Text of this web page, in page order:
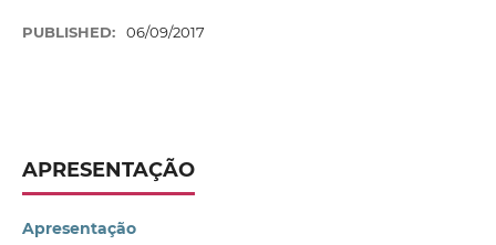
PUBLISHED: 06/09/2017
APRESENTAÇÃO
Apresentação